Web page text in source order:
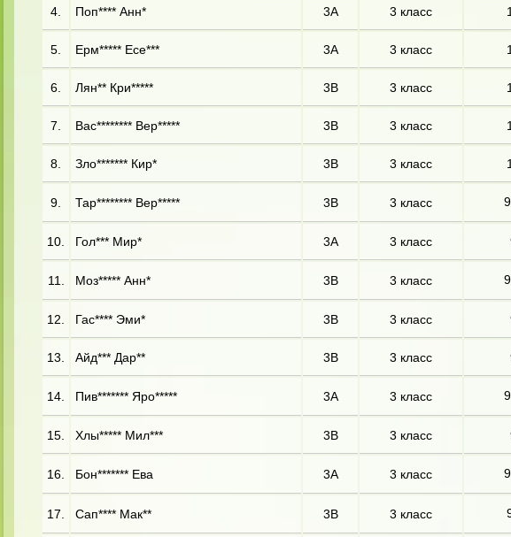
4. Поп**** Анн* 3А 3 класс
5. Ерм***** Есе*** 3А 3 класс
6. Лян** Кри***** 3В 3 класс
7. Вас******** Вер***** 3В 3 класс
8. Зло******* Кир* 3В 3 класс
9. Тар******** Вер***** 3В 3 класс
10. Гол*** Мир* 3А 3 класс
11. Моз***** Анн* 3В 3 класс
12. Гас**** Эми* 3В 3 класс
13. Айд*** Дар** 3В 3 класс
14. Пив******* Яро***** 3А 3 класс
15. Хлы***** Мил*** 3В 3 класс
16. Бон******* Ева 3А 3 класс
17. Сап**** Мак** 3В 3 класс